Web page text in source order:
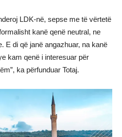
LDK-në, sepse me të vërtetë
kanë qenë neutral, ne
E di që janë angazhuar, na kanë
kam qenë i interesuar për
ka përfunduar Totaj.